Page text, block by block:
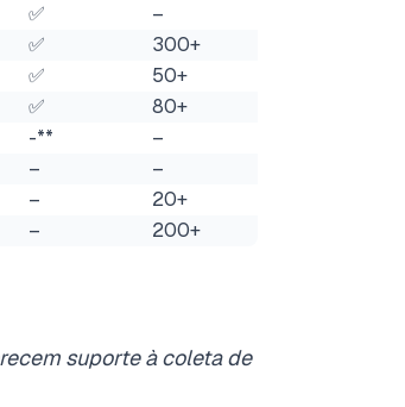
✅
–
✅
300+
✅
50+
✅
80+
-**
–
–
–
–
20+
– 200+
suporte à coleta de